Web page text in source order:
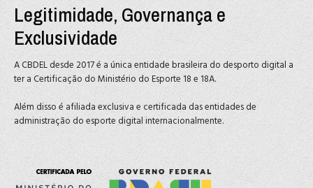
Legitimidade, Governança e
Exclusividade
A CBDEL desde 2017 é a única entidade brasileira do desporto digital a
ter a Certificação do Ministério do Esporte 18 e 18A.
Além disso é afiliada exclusiva e certificada das entidades de
administração do esporte digital internacionalmente.